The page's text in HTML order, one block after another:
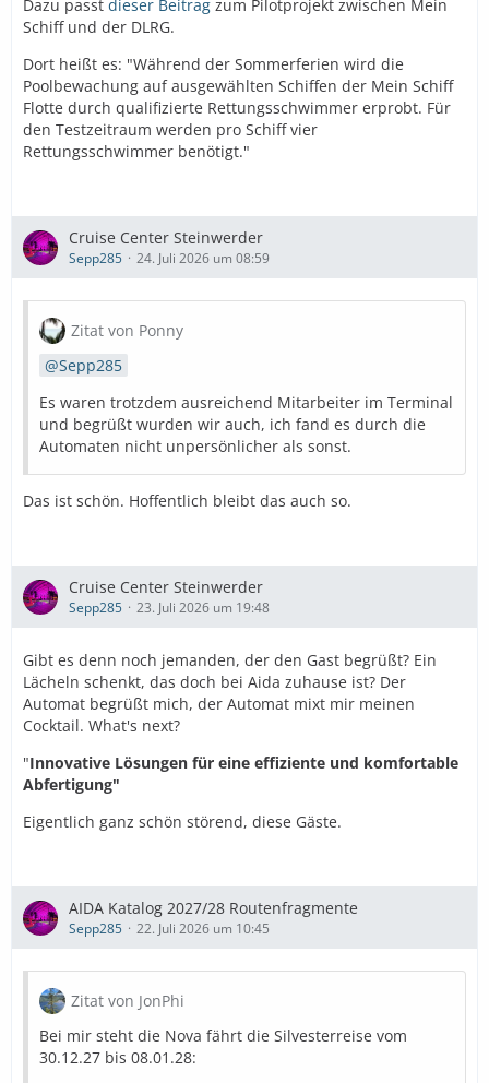
Dazu passt dieser Beitrag zum Pilotprojekt zwischen Mein
Schiff und der DLRG.
Dort heißt es: "Während der Sommerferien wird die
Poolbewachung auf ausgewählten Schiffen der Mein Schiff
Flotte durch qualifizierte Rettungsschwimmer erprobt. Für
den Testzeitraum werden pro Schiff vier
Rettungsschwimmer benötigt."
Cruise Center Steinwerder
Sepp285 24. Juli 2026 um 08:59
Zitat von Ponny
Sepp285
Es waren trotzdem ausreichend Mitarbeiter im Terminal
und begrüßt wurden wir auch, ich fand es durch die
Automaten nicht unpersönlicher als sonst.
Das ist schön. Hoffentlich bleibt das auch so.
Cruise Center Steinwerder
Sepp285 23. Juli 2026 um 19:48
Gibt es denn noch jemanden, der den Gast begrüßt? Ein
Lächeln schenkt, das doch bei Aida zuhause ist? Der
Automat begrüßt mich, der Automat mixt mir meinen
Cocktail. What's next?
"Innovative Lösungen für eine effiziente und komfortable
Abfertigung"
Eigentlich ganz schön störend, diese Gäste.
AIDA Katalog 2027/28 Routenfragmente
Sepp285 22. Juli 2026 um 10:45
Zitat von JonPhi
Bei mir steht die Nova fährt die Silvesterreise vom
30.12.27 bis 08.01.28: